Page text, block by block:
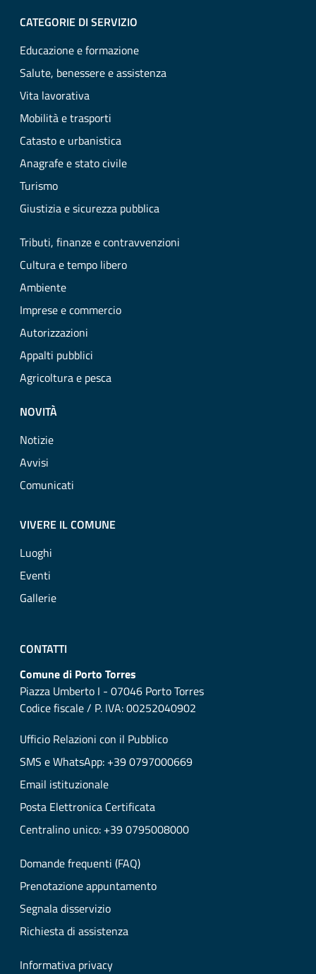
CATEGORIE DI SERVIZIO
Educazione e formazione
Salute, benessere e assistenza
Vita lavorativa
Mobilità e trasporti
Catasto e urbanistica
Anagrafe e stato civile
Turismo
Giustizia e sicurezza pubblica
Tributi, finanze e contravvenzioni
Cultura e tempo libero
Ambiente
Imprese e commercio
Autorizzazioni
Appalti pubblici
Agricoltura e pesca
NOVITÀ
Notizie
Avvisi
Comunicati
VIVERE IL COMUNE
Luoghi
Eventi
Gallerie
CONTATTI
Comune di Porto Torres
Piazza Umberto I - 07046 Porto Torres
Codice fiscale / P. IVA: 00252040902
Ufficio Relazioni con il Pubblico
SMS e WhatsApp: +39 0797000669
Email istituzionale
Posta Elettronica Certificata
Centralino unico: +39 0795008000
Domande frequenti (FAQ)
Prenotazione appuntamento
Segnala disservizio
Richiesta di assistenza
Informativa privacy